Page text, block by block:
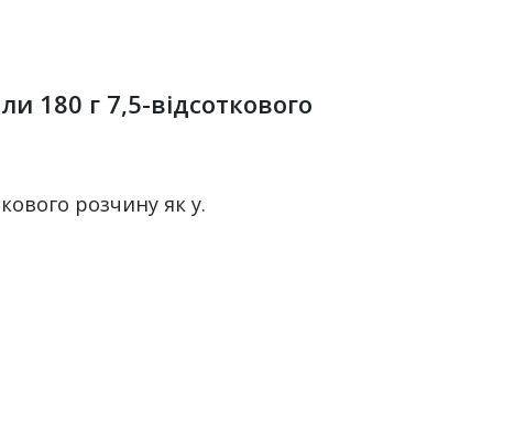
180 г 7,5-відсоткового
розчину як y.